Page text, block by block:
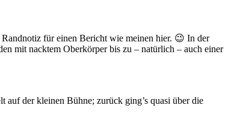
für einen Bericht wie meinen hier. 😉 In der
mit nacktem Oberkörper bis zu – natürlich – auch einer
auf der kleinen Bühne; zurück ging’s quasi über die